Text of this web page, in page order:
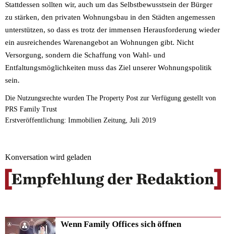
Stattdessen sollten wir, auch um das Selbstbewusstsein der Bürger
zu stärken, den privaten Wohnungsbau in den Städten angemessen
unterstützen, so dass es trotz der immensen Herausforderung wieder
ein ausreichendes Warenangebot an Wohnungen gibt. Nicht
Versorgung, sondern die Schaffung von Wahl- und
Entfaltungsmöglichkeiten muss das Ziel unserer Wohnungspolitik
sein.
Die Nutzungsrechte wurden The Property Post zur Verfügung gestellt von
PRS Family Trust
Erstveröffentlichung: Immobilien Zeitung, Juli 2019
Konversation wird geladen
Wenn Family Offices sich öffnen